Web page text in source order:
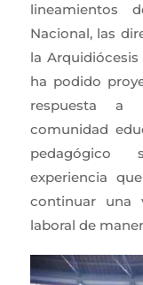
lineamientos
Nacional, las
la
ha podido
respuesta a
comunidad
pedagógico
experiencia
continuar una
laboral de